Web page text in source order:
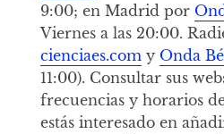
9:00; en Madrid por
Viernes a las 20:00.
cienciaes.com y Onda
11:00). Consultar sus
frecuencias y horarios
estás interesado en